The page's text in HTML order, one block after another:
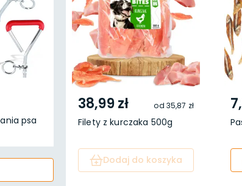
psa
38,99 zł od 35,87 zł
Filety z kurczaka 500g
Dodaj do koszyka